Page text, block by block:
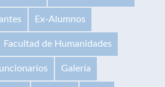
Ex-Alumnos
Facultad de Humanidades
Galería